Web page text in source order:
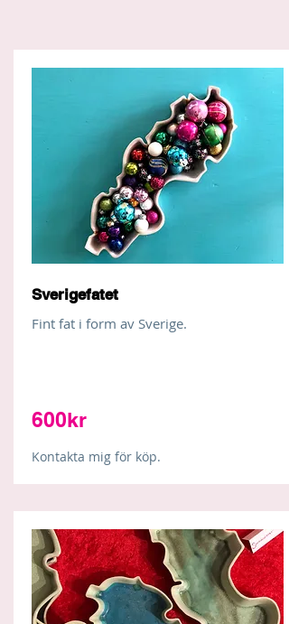
Sverigefatet
Fint fat i form av Sverige.
600kr
Kontakta mig för köp.